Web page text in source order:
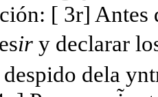
[ 3r] Antes
ir y declarar
despido dela